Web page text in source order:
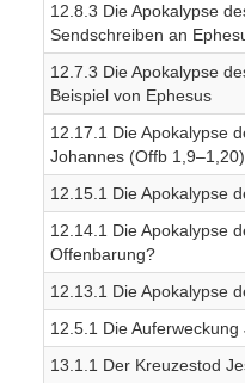
12.8.3 Die Apokalypse
Sendschreiben an
12.7.3 Die Apokalypse
Beispiel von Ephesus
12.17.1 Die Apokalypse
Johannes (Offb 1,9–1,20)
12.15.1 Die Apokalypse
12.14.1 Die Apokalypse
Offenbarung?
12.13.1 Die Apokalypse
12.5.1 Die Auferweckung
13.1.1 Der Kreuzestod